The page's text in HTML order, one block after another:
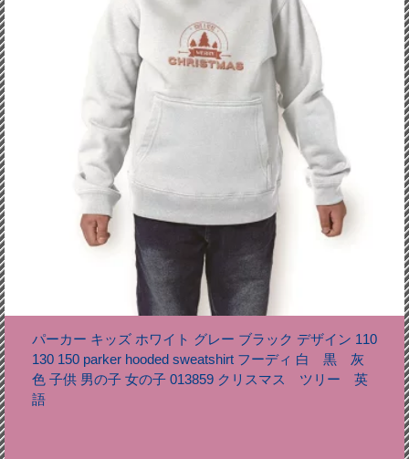
パーカー キッズ ホワイト グレー ブラック デザイン 110
130 150 parker hooded sweatshirt フーディ 白 黒 灰
色 子供 男の子 女の子 013859 クリスマス ツリー 英
語